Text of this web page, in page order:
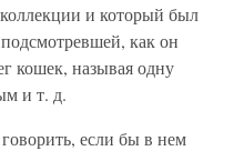
и который был
как он
кошек, называя одну
и т. д.
если бы в нем